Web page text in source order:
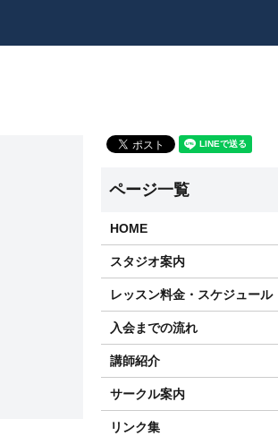
HOME
スタジオ案内
レッスン料金・スケジュール
入会までの流れ
講師紹介
サークル案内
リンク集